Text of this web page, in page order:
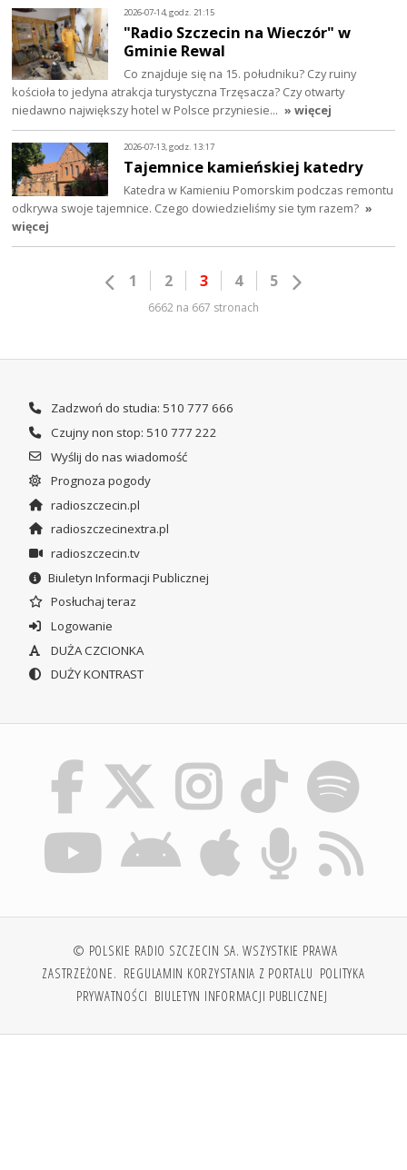
2026-07-14, godz. 21:15
"Radio Szczecin na Wieczór" w
Gminie Rewal
Co znajduje się na 15. południku? Czy ruiny
kościoła to jedyna atrakcja turystyczna Trzęsacza? Czy otwarty
niedawno największy hotel w Polsce przyniesie… » więcej
2026-07-13, godz. 13:17
Tajemnice kamieńskiej katedry
Katedra w Kamieniu Pomorskim podczas remontu
odkrywa swoje tajemnice. Czego dowiedzieliśmy sie tym razem? »
więcej
1 2 3 4 5
6662 na 667 stronach
Zadzwoń do studia: 510 777 666
Czujny non stop: 510 777 222
Wyślij do nas wiadomość
Prognoza pogody
radioszczecin.pl
radioszczecinextra.pl
radioszczecin.tv
Biuletyn Informacji Publicznej
Posłuchaj teraz
Logowanie
DUŻA CZCIONKA
DUŻY KONTRAST
© POLSKIE RADIO SZCZECIN SA. WSZYSTKIE PRAWA
ZASTRZEŻONE. REGULAMIN KORZYSTANIA Z PORTALU POLITYKA
PRYWATNOŚCI BIULETYN INFORMACJI PUBLICZNEJ